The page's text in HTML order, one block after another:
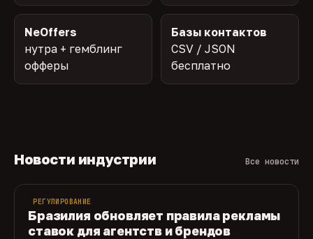
NeOffers
нутра + гемблинг
офферы
Базы контактов
CSV / JSON
бесплатно
Новости индустрии Все новости
РЕГУЛИРОВАНИЕ
Бразилия обновляет правила рекламы
ставок для агентств и брендов